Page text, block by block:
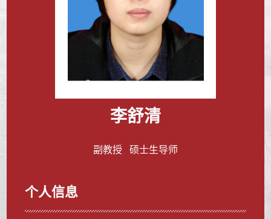
李舒清
副教授 硕士生导师
个人信息